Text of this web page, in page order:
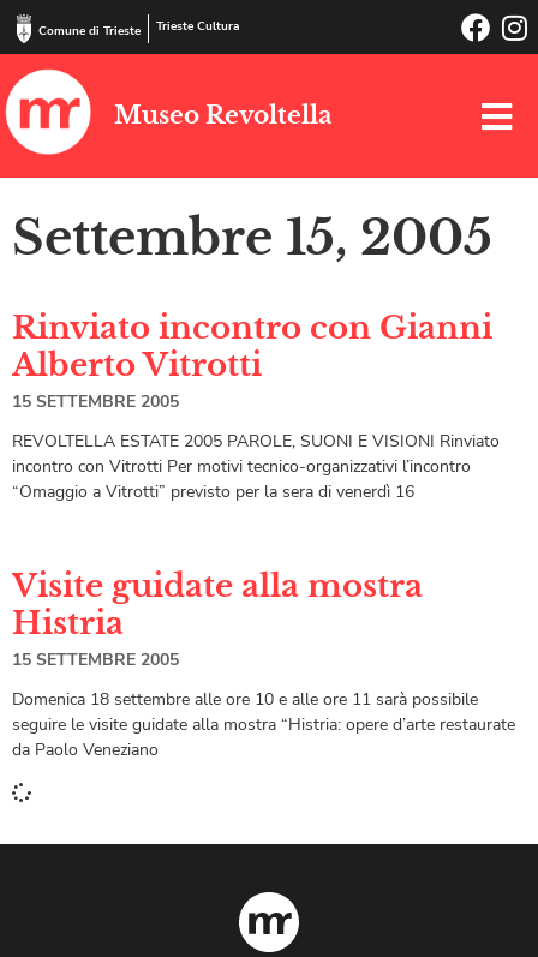
Comune di Trieste Trieste Cultura
Museo Revoltella
Settembre 15, 2005
Rinviato incontro con Gianni
Alberto Vitrotti
15 SETTEMBRE 2005
REVOLTELLA ESTATE 2005 PAROLE, SUONI E VISIONI Rinviato
incontro con Vitrotti Per motivi tecnico-organizzativi l’incontro
“Omaggio a Vitrotti” previsto per la sera di venerdì 16
Visite guidate alla mostra
Histria
15 SETTEMBRE 2005
Domenica 18 settembre alle ore 10 e alle ore 11 sarà possibile
seguire le visite guidate alla mostra “Histria: opere d’arte restaurate
da Paolo Veneziano